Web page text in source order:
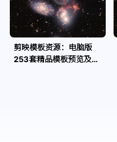
剪映模板资源：电脑版
253套精品模板预览及源